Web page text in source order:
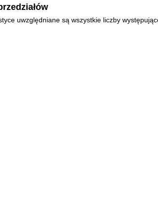
uwzględniane są wszystkie liczby